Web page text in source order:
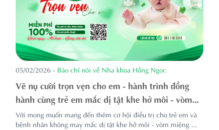
05/02/2026 - Báo chí nói về Nha khoa Hồng Ngọc
Vẽ nụ cười trọn vẹn cho em - hành trình đồng
hành cùng trẻ em mắc dị tật khe hở môi - vòm
miệng
Với mong muốn mang đến thêm cơ hội điều trị cho trẻ em và
bệnh nhân không may mắc dị tật khe hở môi - vòm miệng ...